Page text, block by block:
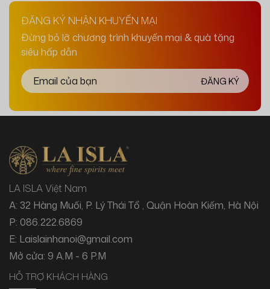
ĐĂNG KÝ NHẬN KHUYẾN MẠI
Đừng bỏ lỡ chương trình khuyến mại & quà tặng
siêu hấp dẫn
ĐĂNG KÝ
LA ISLA Việt Nam
A: 32 Hàng Muối, P. Lý Thái Tổ , Quận Hoàn Kiếm, Hà Nội
P: 086.222.6869
E: Laislainhanoi@gmail.com
Mở cửa: 9 A.M - 6 P.M
HỖ TRỢ KHÁCH HÀNG